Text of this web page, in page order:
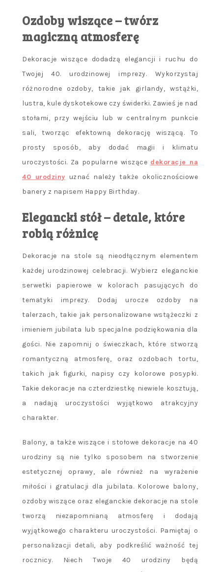
Ozdoby wiszące – twórz
magiczną atmosferę
Dekoracje wiszące dodadzą elegancji i ruchu do
Twojej 40. urodzinowej imprezy. Wykorzystaj
różnorodne ozdoby, takie jak girlandy, wstążki,
lustra, kule dyskotekowe czy świderki. Zawieś je nad
stołami, przy wejściu lub w centralnym punkcie
sali, tworząc efektowną dekorację wiszącą. To
prosty sposób, aby dodać magii i klimatu
uroczystości. Za popularne wiszące dekoracje na
40 urodziny uznać należy także okolicznościowe
banery z napisem Happy Birthday.
Elegancki stół – detale, które
robią różnicę
Dekoracje na stole są nieodłącznym elementem
każdej urodzinowej celebracji. Wybierz eleganckie
serwetki papierowe w kolorach pasujących do
tematyki imprezy. Dodaj urocze ozdoby na
talerzach, takie jak personalizowane wstążeczki z
imieniem jubilata lub specjalne podziękowania dla
gości. Nie zapomnij o świeczkach, które stworzą
romantyczną atmosferę, oraz ozdobach tortu,
takich jak figurki, napisy czy kolorowe posypki.
Takie dekoracje na czterdziestkę niewiele kosztują,
a nadają uroczystości wyjątkowo atrakcyjny
charakter.
Balony, a także wiszące i stołowe dekoracje na 40
urodziny są nie tylko sposobem na stworzenie
estetycznej oprawy, ale również na wyrażenie
miłości i gratulacji dla jubilata. Kolorowe balony,
ozdoby wiszące oraz eleganckie dekoracje na stole
tworzą niezapomnianą atmosferę i dodają
wyjątkowego charakteru uroczystości. Pamiętaj o
personalizacji detali, aby podkreślić ważność tej
rocznicy. Niech Twoje 40 urodziny będą